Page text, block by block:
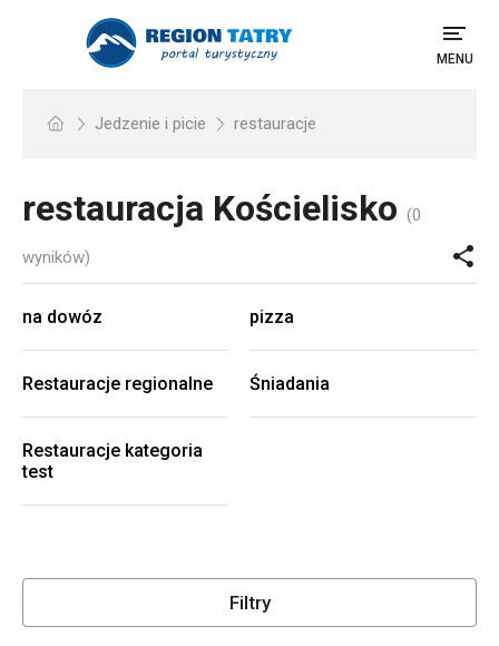
MENU
Jedzenie i picie restauracje
restauracja Kościelisko (0
wyników)
na dowóz pizza
Restauracje regionalne Śniadania
Restauracje kategoria
test
Filtry